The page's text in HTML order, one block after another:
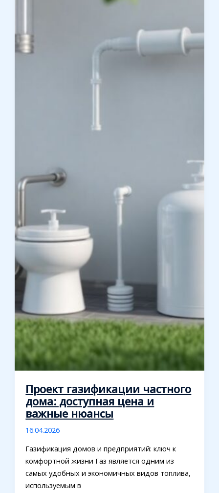
Проект газификации частного
дома: доступная цена и
важные нюансы
16.04.2026
Газификация домов и предприятий: ключ к
комфортной жизни Газ является одним из
самых удобных и экономичных видов топлива,
используемым в